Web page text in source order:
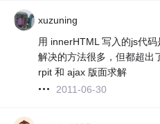
xuzuning
用 innerHTML 写入的js代
解决的方法很多，但都超出
rpit 和 ajax 版面求解
2011-06-30